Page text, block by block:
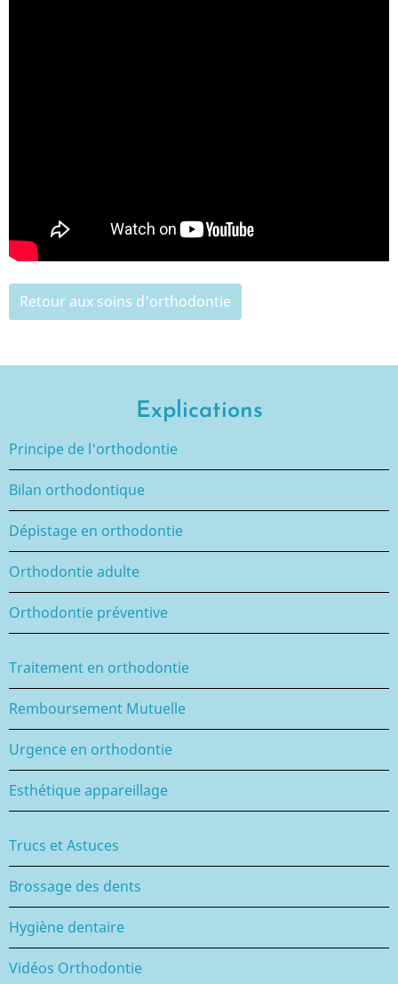
Retour aux soins d'orthodontie
Explications
Principe de l'orthodontie
Bilan orthodontique
Dépistage en orthodontie
Orthodontie adulte
Orthodontie préventive
Traitement en orthodontie
Remboursement Mutuelle
Urgence en orthodontie
Esthétique appareillage
Trucs et Astuces
Brossage des dents
Hygiène dentaire
Vidéos Orthodontie